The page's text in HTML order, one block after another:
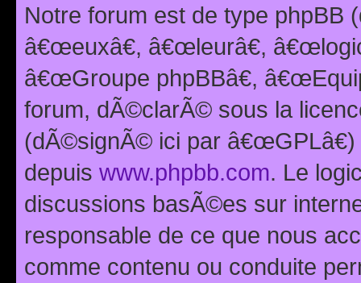
Notre forum est de type phpBB
â€œeuxâ€, â€œleurâ€,
â€œGroupe phpBBâ€,
forum, dÃ©clarÃ© sous la
(dÃ©signÃ© ici par
depuis www.phpbb.com. Le
discussions basÃ©es sur
responsable de ce que nous
comme contenu ou conduite